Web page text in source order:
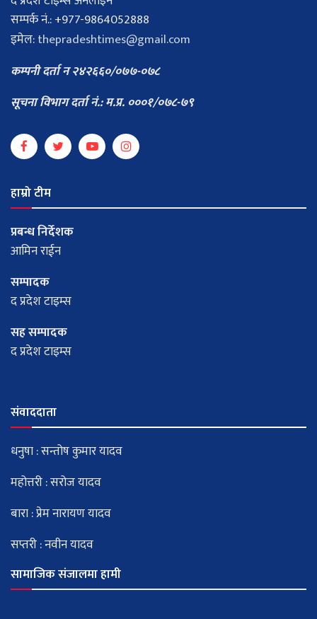
सम्पर्क नं.: +977-9864052888
इमेल:thepradeshtimes@gmail.com
कम्पनी दर्ता न २४२६६०/०७७-०७८
सूचना विभाग दर्ता नं.: म.प्र. ०००१/०७८-७९
हाम्रो टीम
प्रबन्ध निर्देशक
आमिन राईन
सम्पादक
द प्रदेश टाइम्स
सह सम्पादक
द प्रदेश टाइम्स
संवाददाता
धनुषा : सन्तोष कुमार यादव
महोत्तरी : सरोज यादव
बारा : प्रेम नारायण यादव
सप्तरी : नवीन यादव
सामाजिक संजालमा हामी